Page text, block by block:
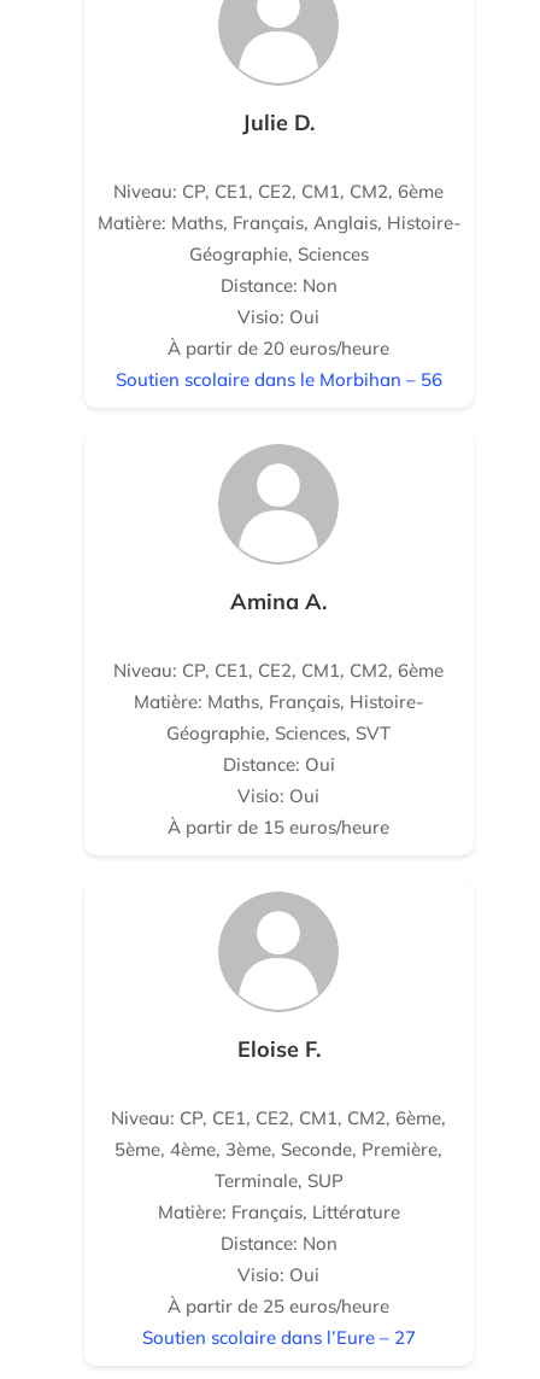
Julie D.
Niveau: CP, CE1, CE2, CM1, CM2, 6ème
Matière: Maths, Français, Anglais, Histoire-
Géographie, Sciences
Distance: Non
Visio: Oui
À partir de 20 euros/heure
Soutien scolaire dans le Morbihan – 56
Amina A.
Niveau: CP, CE1, CE2, CM1, CM2, 6ème
Matière: Maths, Français, Histoire-
Géographie, Sciences, SVT
Distance: Oui
Visio: Oui
À partir de 15 euros/heure
Eloise F.
Niveau: CP, CE1, CE2, CM1, CM2, 6ème,
5ème, 4ème, 3ème, Seconde, Première,
Terminale, SUP
Matière: Français, Littérature
Distance: Non
Visio: Oui
À partir de 25 euros/heure
Soutien scolaire dans l’Eure – 27